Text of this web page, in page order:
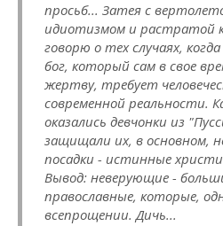
просьб... Затея с
идиотизмом и растратой
говорю о тех случаях,
бог, который сам в свое
жертву, требует
современной реальности.
оказались девчонки из
защищали их, в основном,
посадки - истинные
Вывод: неверующие -
православные, которые,
всепрощении. Дичь...